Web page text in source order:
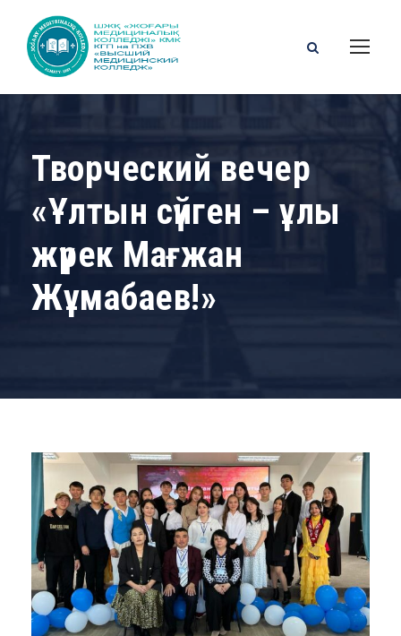
Творческий вечер
«Ұлтын сүйген – ұлы
жүрек Мағжан
Жұмабаев!»